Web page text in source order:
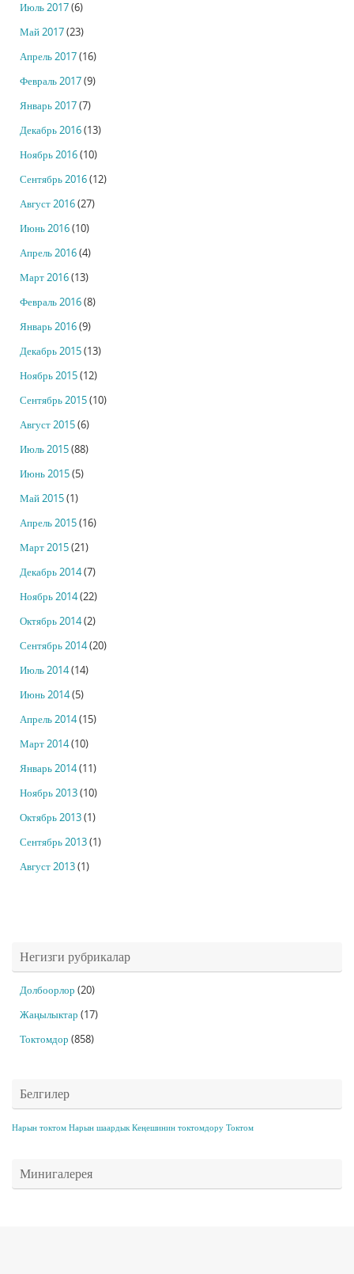
Июль 2017(6)
Май 2017(23)
Апрель 2017(16)
Февраль 2017(9)
Январь 2017(7)
Декабрь 2016(13)
Ноябрь 2016(10)
Сентябрь 2016(12)
Август 2016(27)
Июнь 2016(10)
Апрель 2016(4)
Март 2016(13)
Февраль 2016(8)
Январь 2016(9)
Декабрь 2015(13)
Ноябрь 2015(12)
Сентябрь 2015(10)
Август 2015(6)
Июль 2015(88)
Июнь 2015(5)
Май 2015(1)
Апрель 2015(16)
Март 2015(21)
Декабрь 2014(7)
Ноябрь 2014(22)
Октябрь 2014(2)
Сентябрь 2014(20)
Июль 2014(14)
Июнь 2014(5)
Апрель 2014(15)
Март 2014(10)
Январь 2014(11)
Ноябрь 2013(10)
Октябрь 2013(1)
Сентябрь 2013(1)
Август 2013(1)
Негизги рубрикалар
Долбоорлор (20)
Жаңылыктар (17)
Токтомдор (858)
Белгилер
Нарын токтом Нарын шаардык Кеңешинин токтомдору Токтом
Минигалерея